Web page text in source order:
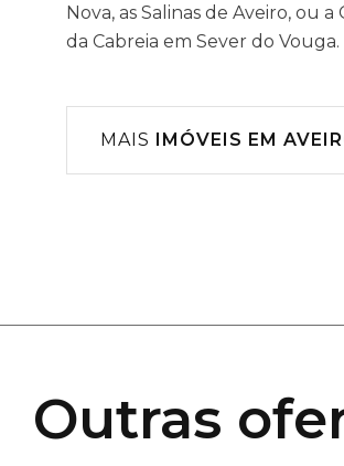
Nova, as Salinas de Aveiro, ou a
da Cabreia em Sever do Vouga.
MAIS IMÓVEIS EM
Outras